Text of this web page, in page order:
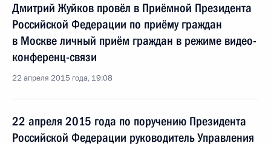
Дмитрий Жуйков провёл в Приёмной Президента
Российской Федерации по приёму граждан
в Москве личный приём граждан в режиме видео-
конференц-связи
22 апреля 2015 года, 19:08
22 апреля 2015 года по поручению Президента
Российской Федерации руководитель Управления